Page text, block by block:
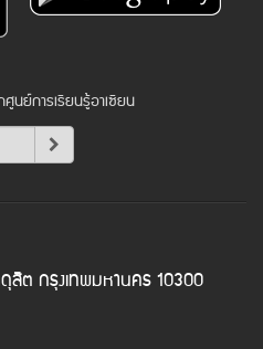
นย์การเรียนรู้อาเซียน
สิต กรุงเทพมหานคร 10300